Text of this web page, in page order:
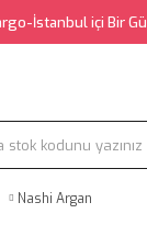
İstanbul içi Bir
Nashi Argan